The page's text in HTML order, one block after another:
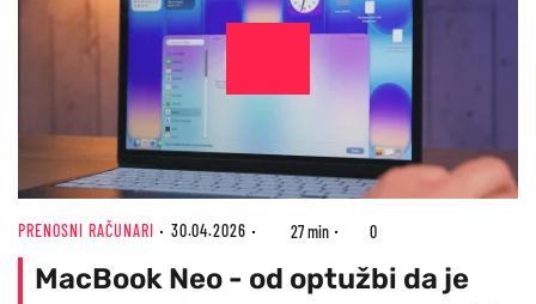
PRENOSNI RAČUNARI 30.04.2026 27 min 0
MacBook Neo - od optužbi da je